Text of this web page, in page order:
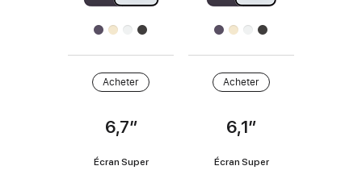
Acheter Acheter
6,7″
Écran Super
6,1″
Écran Super